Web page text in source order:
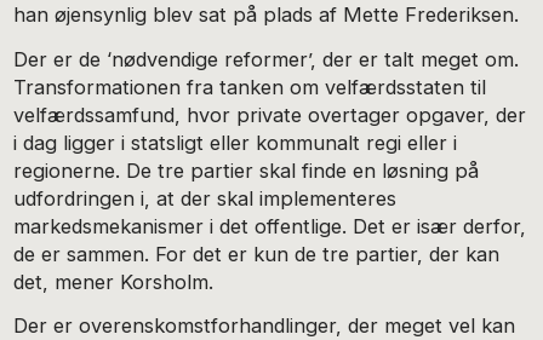
han øjensynlig blev sat på plads af Mette Frederiksen.
Der er de ‘nødvendige reformer’, der er talt meget om.
Transformationen fra tanken om velfærdsstaten til
velfærdssamfund, hvor private overtager opgaver, der
i dag ligger i statsligt eller kommunalt regi eller i
regionerne. De tre partier skal finde en løsning på
udfordringen i, at der skal implementeres
markedsmekanismer i det offentlige. Det er især derfor,
de er sammen. For det er kun de tre partier, der kan
det, mener Korsholm.
Der er overenskomstforhandlinger, der meget vel kan